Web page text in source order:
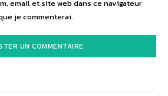
email et site web dans ce navigateur
je commenterai.